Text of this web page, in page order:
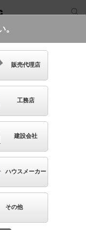
色） ポーチライ
・防雨型 白熱電
販売代理店
工務店
建設会社
ハウスメーカー
その他